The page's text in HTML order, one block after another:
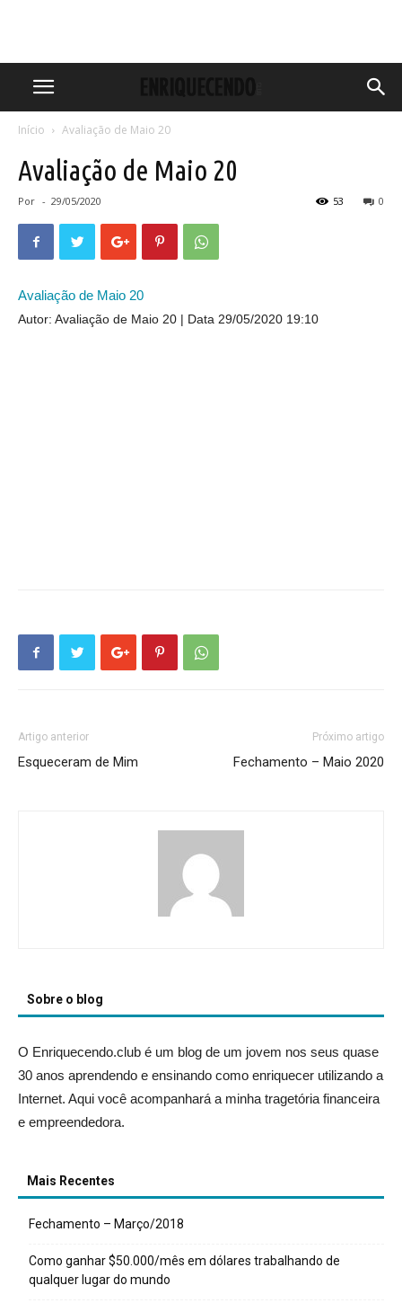
Início Avaliação de Maio 20
Avaliação de Maio 20
Por - 29/05/2020 0
53
Avaliação de Maio 20
Autor: Avaliação de Maio 20 Data 29/05/2020 19:10
Artigo anterior
Esqueceram de Mim
Próximo artigo
Fechamento – Maio 2020
Sobre o blog
O Enriquecendo.club é um blog de um jovem nos seus quase
30 anos aprendendo e ensinando como enriquecer utilizando a
Internet. Aqui você acompanhará a minha tragetória financeira
e empreendedora.
Mais Recentes
Fechamento – Março/2018
Como ganhar $50.000/mês em dólares trabalhando de
qualquer lugar do mundo